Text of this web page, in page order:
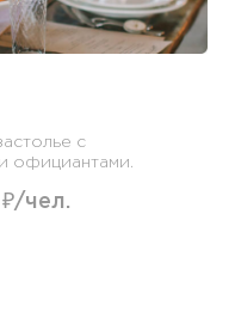
с
официантами.
чел.